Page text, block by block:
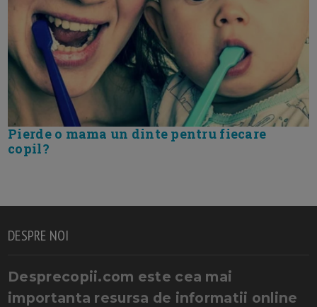
Pierde o mama un dinte pentru fiecare
copil?
DESPRE NOI
Desprecopii.com este cea mai
importanta resursa de informatii online